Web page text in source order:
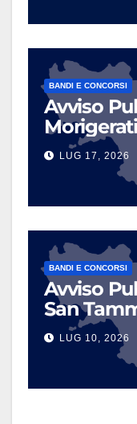
BANDI E CONCORSI
Avviso
LUG 17, 2026
BANDI E CONCORSI
Avviso
San
LUG 10, 2026